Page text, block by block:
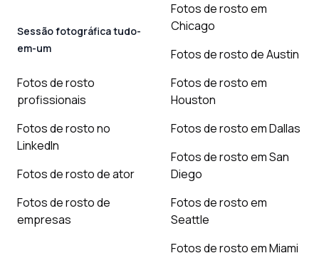
Sessão fotográfica tudo-
em-um
Fotos de rosto
profissionais
Fotos de rosto no
LinkedIn
Fotos de rosto de ator
Fotos de rosto de
empresas
Fotos de rosto em
Chicago
Fotos de rosto de Austin
Fotos de rosto em
Houston
Fotos de rosto em Dallas
Fotos de rosto em San
Diego
Fotos de rosto em
Seattle
Fotos de rosto em Miami